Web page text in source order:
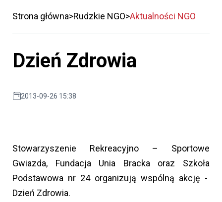
Strona główna Rudzkie NGO Aktualności NGO
Dzień Zdrowia
2013-09-26 15:38
Stowarzyszenie Rekreacyjno – Sportowe
Gwiazda, Fundacja Unia Bracka oraz Szkoła
Podstawowa nr 24 organizują wspólną akcję -
Dzień Zdrowia.